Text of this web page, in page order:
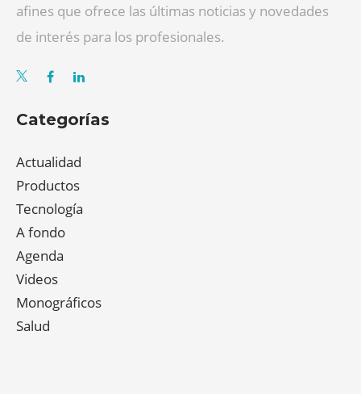
afines que ofrece las últimas noticias y novedades
de interés para los profesionales.
Categorías
Actualidad
Productos
Tecnología
A fondo
Agenda
Videos
Monográficos
Salud